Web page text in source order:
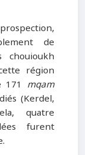
de
région
mqam
(Kerdel,
quatre
furent